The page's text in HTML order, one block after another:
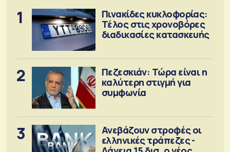
1
Πινακίδες κυκλοφορίας:
Τέλος στις χρονοβόρες
διαδικασίες κατασκευής
2
Πεζεσκιάν: Τώρα είναι η
καλύτερη στιγμή για
συμφωνία
3
Ανεβάζουν στροφές οι
ελληνικές τράπεζες -